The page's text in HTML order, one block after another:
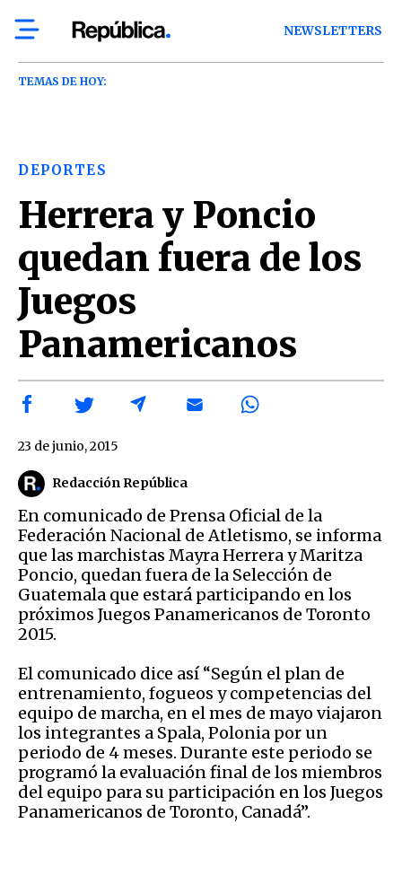
NEWSLETTERS
TEMAS DE HOY:
DEPORTES
Herrera y Poncio
quedan fuera de los
Juegos
Panamericanos
Redacción República
23 de junio, 2015
En comunicado de Prensa Oficial de la
Federación Nacional de Atletismo, se informa
que las marchistas Mayra Herrera y Maritza
Poncio, quedan fuera de la Selección de
Guatemala que estará participando en los
próximos Juegos Panamericanos de Toronto
2015.
El comunicado dice así “Según el plan de
entrenamiento, fogueos y competencias del
equipo de marcha, en el mes de mayo viajaron
los integrantes a Spala, Polonia por un
periodo de 4 meses. Durante este periodo se
programó la evaluación final de los miembros
del equipo para su participación en los Juegos
Panamericanos de Toronto, Canadá”.